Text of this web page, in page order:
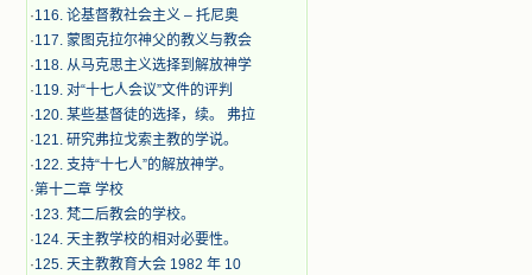
·116. 论基督教社会主义 – 托尼奥
·117. 蒙图克拉尔神父的教义与教会
·118. 从马克思主义选择到解放神学
·119. 对“十七人会议”文件的评判
·120. 某些基督徒的选择，续。 弗拉
·121. 研究弗拉戈索主教的学说。
·122. 支持“十七人”的解放神学。
·第十二章 学校
·123. 梵二后教会的学校。
·124. 天主教学校的相对必要性。
·125. 天主教教育大会 1982 年 10